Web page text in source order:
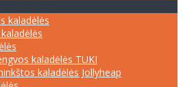
kaladėlės
kaladėlės TUKI
kaladėlės Jollyheap